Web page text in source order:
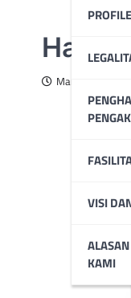
VISI
KAMI
Harga
March 24, 2025